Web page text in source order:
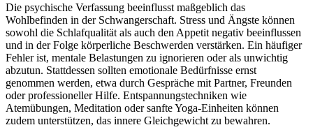
Die psychische Verfassung beeinflusst maßgeblich das
Wohlbefinden in der Schwangerschaft. Stress und Ängste können
sowohl die Schlafqualität als auch den Appetit negativ beeinflussen
und in der Folge körperliche Beschwerden verstärken. Ein häufiger
Fehler ist, mentale Belastungen zu ignorieren oder als unwichtig
abzutun. Stattdessen sollten emotionale Bedürfnisse ernst
genommen werden, etwa durch Gespräche mit Partner, Freunden
oder professioneller Hilfe. Entspannungstechniken wie
Atemübungen, Meditation oder sanfte Yoga-Einheiten können
zudem unterstützen, das innere Gleichgewicht zu bewahren.